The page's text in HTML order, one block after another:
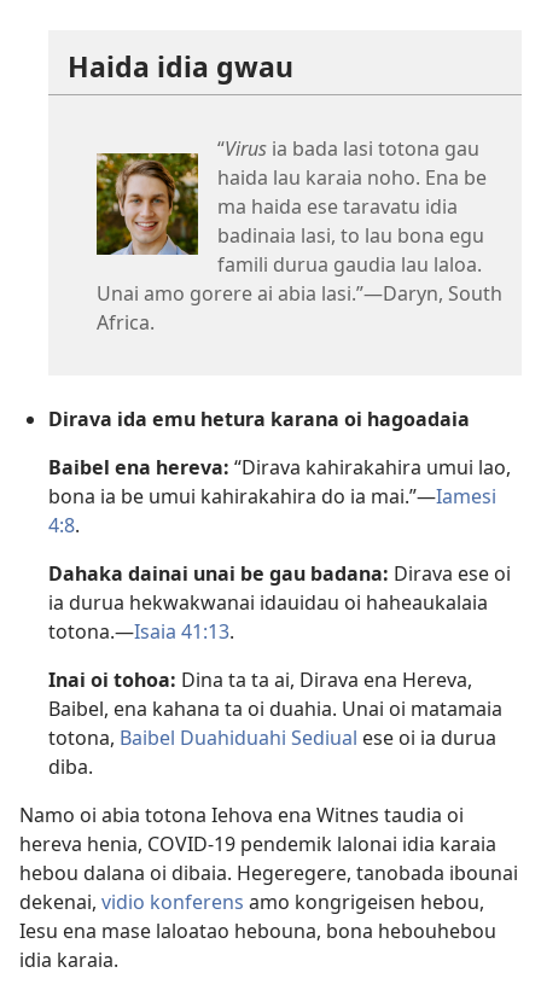
Haida idia gwau
“Virus ia bada lasi totona gau
haida lau karaia noho. Ena be
ma haida ese taravatu idia
badinaia lasi, to lau bona egu
famili durua gaudia lau laloa.
Unai amo gorere ai abia lasi.”​—Daryn, South
Africa.
Dirava ida emu hetura karana oi hagoadaia
Baibel ena hereva: “Dirava kahirakahira umui lao,
bona ia be umui kahirakahira do ia mai.”​—Iamesi
4:8.
Dahaka dainai unai be gau badana: Dirava ese oi
ia durua hekwakwanai idauidau oi haheaukalaia
totona.​—Isaia 41:13.
Inai oi tohoa: Dina ta ta ai, Dirava ena Hereva,
Baibel, ena kahana ta oi duahia. Unai oi matamaia
totona, Baibel Duahiduahi Sediual ese oi ia durua
diba.
Namo oi abia totona Iehova ena Witnes taudia oi
hereva henia, COVID-19 pendemik lalonai idia karaia
hebou dalana oi dibaia. Hegeregere, tanobada ibounai
dekenai, vidio konferens amo kongrigeisen hebou,
Iesu ena mase laloatao hebouna, bona hebouhebou
idia karaia.